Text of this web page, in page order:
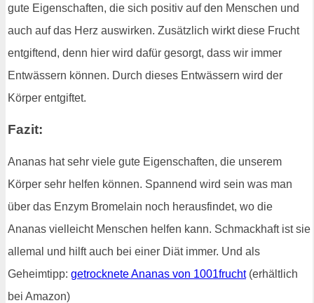
gute Eigenschaften, die sich positiv auf den Menschen und
auch auf das Herz auswirken. Zusätzlich wirkt diese Frucht
entgiftend, denn hier wird dafür gesorgt, dass wir immer
Entwässern können. Durch dieses Entwässern wird der
Körper entgiftet.
Fazit:
Ananas hat sehr viele gute Eigenschaften, die unserem
Körper sehr helfen können. Spannend wird sein was man
über das Enzym Bromelain noch herausfindet, wo die
Ananas vielleicht Menschen helfen kann. Schmackhaft ist sie
allemal und hilft auch bei einer Diät immer. Und als
Geheimtipp: getrocknete Ananas von 1001frucht(erhältlich
bei Amazon)